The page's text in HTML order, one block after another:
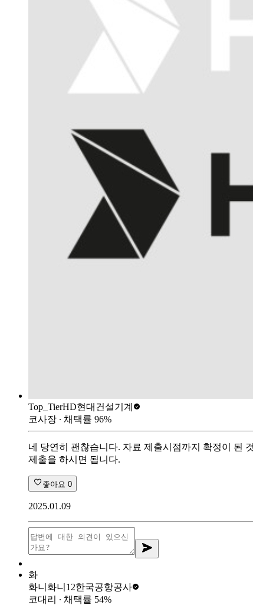
Top_TierHD현대건설기계
코사장 ∙ 채택률 96%
네 당연히 괜찮습니다. 자료 제출시점까지 확정이 된
제출을 하시면 됩니다.
좋아요 0
2025.01.09
화
화니화니12한국공항공사
코대리 ∙ 채택률 54%